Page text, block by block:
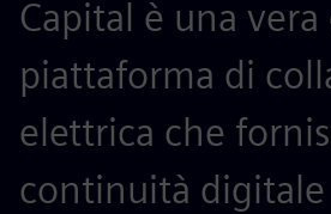
Capital è una
piattaforma di
elettrica che
continuità